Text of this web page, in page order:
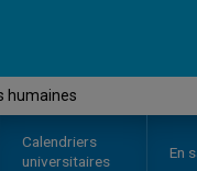
humaines
Calendriers
universitaires
En